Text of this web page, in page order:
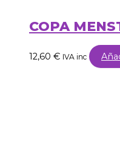
COPA
12,60 € IVA inc